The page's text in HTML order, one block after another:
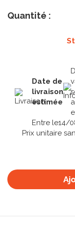
Quantité :
Date de
livraison
estimée
Entre le14/
Prix unitaire